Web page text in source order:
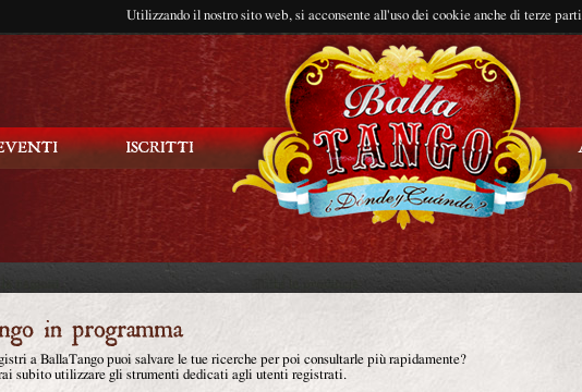
Utilizzando il nostro sito web, si acconsente all'uso dei cookie anche di terze parti
a BallaTango puoi salvare le tue ricerche per poi consultarle più rapidamente?
subito utilizzare gli strumenti dedicati agli utenti registrati.